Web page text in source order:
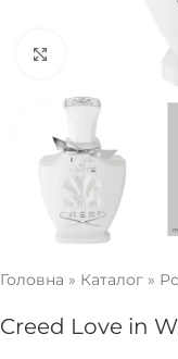
Натисніть,
Головна » Каталог »
Creed Love in